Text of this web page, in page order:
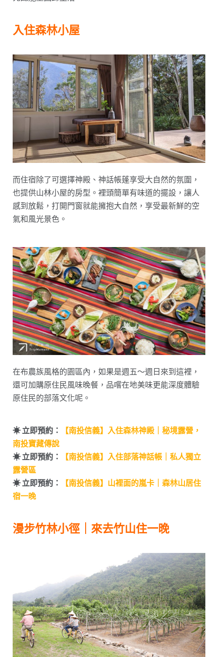
入住森林小屋
而住宿除了可選擇神殿、神話帳蓬享受大自然的氛圍，
也提供山林小屋的房型。裡頭簡單有味道的擺設，讓人
感到放鬆，打開門窗就能擁抱大自然，享受最新鮮的空
氣和風光景色。
在布農族風格的園區內，如果是週五～週日來到這裡，
還可加購原住民風味晚餐，品嚐在地美味更能深度體驗
原住民的部落文化呢。
☀︎ 立即預約：
【南投信義】入住森林神殿｜秘境露營，
南投寶藏傳說
☀︎ 立即預約：
【南投信義】入住部落神話帳｜私人獨立
露營區
☀︎ 立即預約：
【南投信義】山裡面的嵐卡｜森林山居住
宿一晚
漫步竹林小徑｜來去竹山住一晚